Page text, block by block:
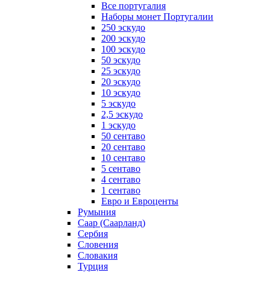
Все португалия
Наборы монет Португалии
250 эскудо
200 эскудо
100 эскудо
50 эскудо
25 эскудо
20 эскудо
10 эскудо
5 эскудо
2,5 эскудо
1 эскудо
50 сентаво
20 сентаво
10 сентаво
5 сентаво
4 сентаво
1 сентаво
Евро и Евроценты
Румыния
Саар (Саарланд)
Сербия
Словения
Словакия
Турция